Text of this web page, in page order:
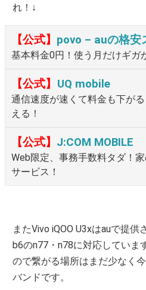
れ！↓
【公式】 povo – auの格安
基本料金0円！使う月だけギガ
【公式】 UQ mobile
通信速度が速くて料金も下が
える！
【公式】 J:COM MOBILE
Web限定、事務手数料タダ！
サービス！
またVivo iQOO U3xはauで提供
b6のn77・n78に対応していま
ので繋がる場所はまだ少なく
バンドです。